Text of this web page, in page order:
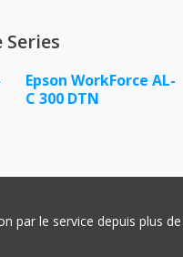
Epson WorkForce AL-
C 300 DTN
par le service depuis plus